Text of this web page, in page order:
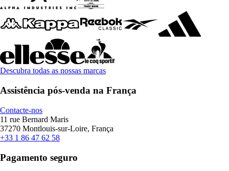
Descubra todas as nossas marcas
Assistência pós-venda na França
Contacte-nos
11 rue Bernard Maris
37270 Montlouis-sur-Loire, França
+33 1 86 47 62 58
Pagamento seguro